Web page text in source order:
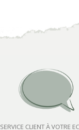
SERVICE CLIENT À VOTRE